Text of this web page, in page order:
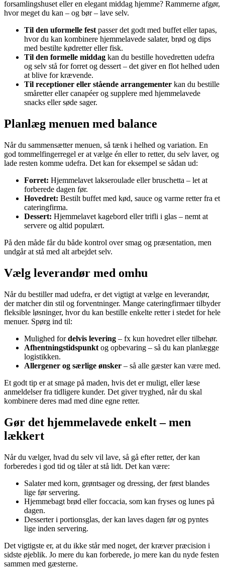
forsamlingshuset eller en elegant middag hjemme? Rammerne afgør,
hvor meget du kan – og bør – lave selv.
Til den uformelle fest passer det godt med buffet eller tapas,
hvor du kan kombinere hjemmelavede salater, brød og dips
med bestilte kødretter eller fisk.
Til den formelle middag kan du bestille hovedretten udefra
og selv stå for forret og dessert – det giver en flot helhed uden
at blive for krævende.
Til receptioner eller stående arrangementer kan du bestille
småretter eller canapéer og supplere med hjemmelavede
snacks eller søde sager.
Planlæg menuen med balance
Når du sammensætter menuen, så tænk i helhed og variation. En
god tommelfingerregel er at vælge én eller to retter, du selv laver, og
lade resten komme udefra. Det kan for eksempel se sådan ud:
Forret: Hjemmelavet lakseroulade eller bruschetta – let at
forberede dagen før.
Hovedret: Bestilt buffet med kød, sauce og varme retter fra et
cateringfirma.
Dessert: Hjemmelavet kagebord eller trifli i glas – nemt at
servere og altid populært.
På den måde får du både kontrol over smag og præsentation, men
undgår at stå med alt arbejdet selv.
Vælg leverandør med omhu
Når du bestiller mad udefra, er det vigtigt at vælge en leverandør,
der matcher din stil og forventninger. Mange cateringfirmaer tilbyder
fleksible løsninger, hvor du kan bestille enkelte retter i stedet for hele
menuer. Spørg ind til:
Mulighed fordelvis levering – fx kun hovedret eller tilbehør.
Afhentningstidspunkt og opbevaring – så du kan planlægge
logistikken.
Allergener og særlige ønsker – så alle gæster kan være med.
Et godt tip er at smage på maden, hvis det er muligt, eller læse
anmeldelser fra tidligere kunder. Det giver tryghed, når du skal
kombinere deres mad med dine egne retter.
Gør det hjemmelavede enkelt – men
lækkert
Når du vælger, hvad du selv vil lave, så gå efter retter, der kan
forberedes i god tid og tåler at stå lidt. Det kan være:
Salater med korn, grøntsager og dressing, der først blandes
lige før servering.
Hjemmebagt brød eller foccacia, som kan fryses og lunes på
dagen.
Desserter i portionsglas, der kan laves dagen før og pyntes
lige inden servering.
Det vigtigste er, at du ikke står med noget, der kræver præcision i
sidste øjeblik. Jo mere du kan forberede, jo mere kan du nyde festen
sammen med gæsterne.